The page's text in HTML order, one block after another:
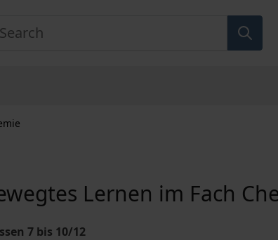
Lernen im Fach
7 bis 10/12